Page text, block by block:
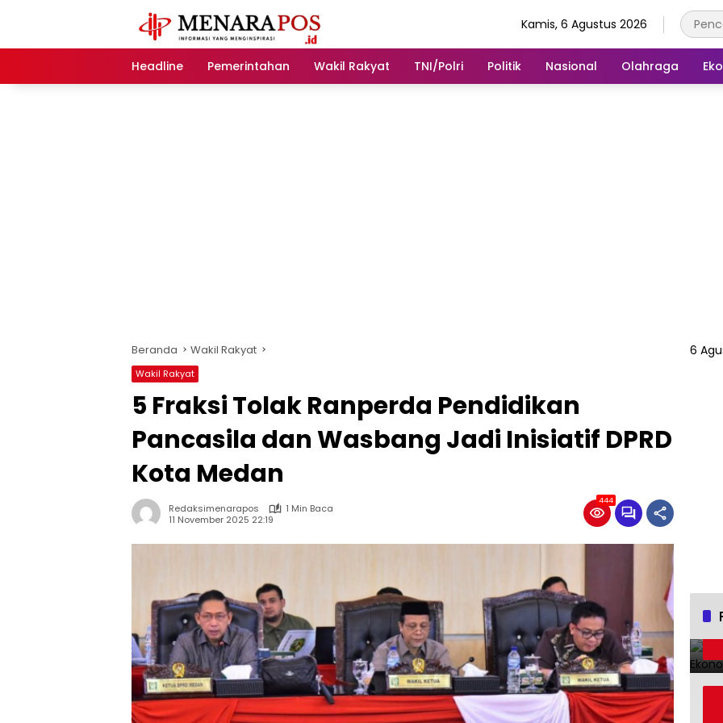
Kamis, 6 Agustus 2026
Headline Pemerintahan Wakil Rakyat TNI/Polri Politik Nasional Olahraga
Beranda Wakil Rakyat
Wakil Rakyat
5 Fraksi Tolak Ranperda Pendidikan
Pancasila dan Wasbang Jadi Inisiatif DPRD
Kota Medan
Redaksimenarapos
1 Min Baca
11 November 2025 22:19
444
6